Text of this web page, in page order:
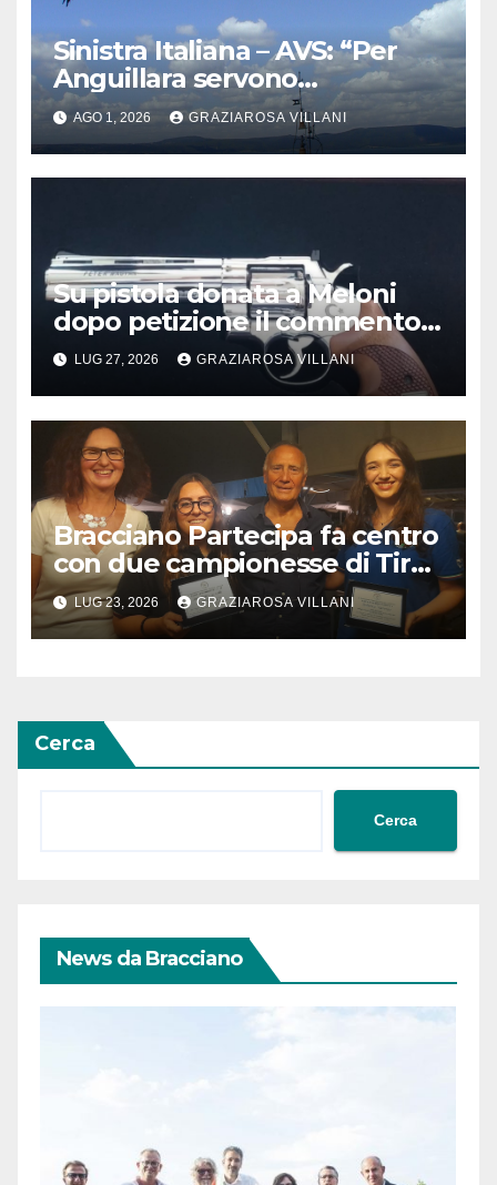
Sinistra Italiana – AVS: “Per
Anguillara servono
trasparenza, partecipazione e
scelte politiche coraggiose”
AGO 1, 2026 GRAZIAROSA VILLANI
Su pistola donata a Meloni
dopo petizione il commento
del vescovo partenopeo
Mimmo Battaglia
LUG 27, 2026 GRAZIAROSA VILLANI
Bracciano Partecipa fa centro
con due campionesse di Tiro
a Segno in vista delle urne
LUG 23, 2026 GRAZIAROSA VILLANI
Cerca
Cerca
News da Bracciano